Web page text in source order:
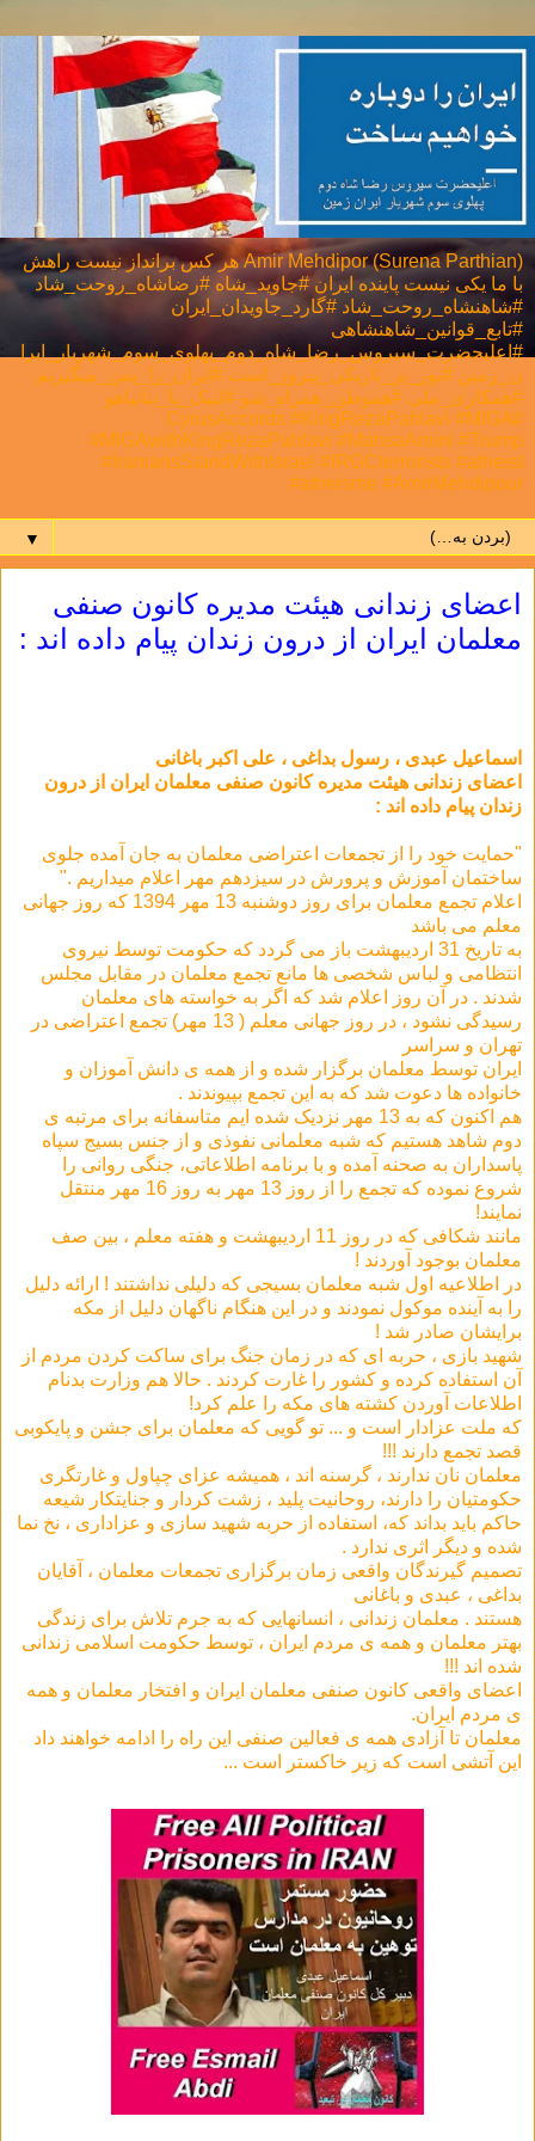
Amir Mehdipor (Surena Parthian) هر كس برانداز نيست راهش
با ما يكی نيست پاینده ایران #جاوید_شاه #رضاشاه_روحت_شاد
#شاهنشاه_روحت_شاد #گارد_جاویدان_ایران
#تابع_قوانین_شاهنشاهی
#اعلیحضرت_سیروس_رضا_شاه_دوم_پهلوی_سوم_شهریار_ایرا
ن_زمین #نور_بر_تاریکی_پیروز_است #ایران_را_پس_میگیریم
#همکاری_ملی⁩ #هموطن_همراه_شو #لبیک_یا_نتانیاهو
#CyrusAccords #KingRezaPahlavi #MIGA
#MIGAwithKingRezaPahlavi #MahsaAmini #Trump
#IraniansStandWithIsrael #IRGCterrorists #atheist
#atheisme #AmirMehdipour
▼
اعضای زندانی هیئت مدیره کانون صنفی
معلمان ایران از درون زندان پیام داده اند :
اسماعیل عبدی ، رسول بداغی ، علی اکبر باغانی
اعضای زندانی هیئت مدیره کانون صنفی معلمان ایران از درون
زندان پیام داده اند :
"حمایت خود را از تجمعات اعتراضی معلمان به جان آمده جلوی
ساختمان آموزش و پرورش در سیزدهم مهر اعلام میداریم ."
اعلام تجمع معلمان برای روز دوشنبه 13 مهر 1394 که روز جهانی
معلم می باشد
به تاریخ 31 اردیبهشت باز می گردد که حکومت توسط نیروی
انتظامی و لباس شخصی ها مانع تجمع معلمان در مقابل مجلس
شدند . در آن روز اعلام شد که اگر به خواسته های معلمان
رسیدگی نشود ، در روز جهانی معلم ( 13 مهر) تجمع اعتراضی در
تهران و سراسر
ایران توسط معلمان برگزار شده و از همه ی دانش آموزان و
خانواده ها دعوت شد که به این تجمع بپیوندند .
هم اکنون که به 13 مهر نزدیک شده ایم متاسفانه برای مرتبه ی
دوم شاهد هستیم که شبه معلمانی نفوذی و از جنس بسیج سپاه
پاسداران به صحنه آمده و با برنامه اطلاعاتی، جنگی روانی را
شروع نموده که تجمع را از روز 13 مهر به روز 16 مهر منتقل
نمایند!
مانند شکافی که در روز 11 اردیبهشت و هفته معلم ، بین صف
معلمان بوجود آوردند !
در اطلاعیه اول شبه معلمان بسیجی که دلیلی نداشتند ! ارائه دلیل
را به آینده موکول نمودند و در این هنگام ناگهان دلیل از مکه
برایشان صادر شد !
شهید بازی ، حربه ای که در زمان جنگ برای ساکت کردن مردم از
آن استفاده کرده و کشور را غارت کردند . حالا هم وزارت بدنام
اطلاعات آوردن کشته های مکه را علم کرد!
که ملت عزادار است و ... تو گویی که معلمان برای جشن و پایکوبی
قصد تجمع دارند !!!
معلمان نان ندارند ، گرسنه اند ، همیشه عزای چپاول و غارتگری
حکومتیان را دارند، روحانیت پلید ، زشت کردار و جنایتکار شیعه
حاکم باید بداند که، استفاده از حربه شهید سازی و عزاداری ، نخ نما
شده و دیگر اثری ندارد .
تصمیم گیرندگان واقعی زمان برگزاری تجمعات معلمان ، آقایان
بداغی ، عبدی و باغانی
هستند . معلمان زندانی ، انسانهایی که به جرم تلاش برای زندگی
بهتر معلمان و همه ی مردم ایران ، توسط حکومت اسلامی زندانی
شده اند !!!
اعضای واقعی کانون صنفی معلمان ایران و افتخار معلمان و همه
ی مردم ایران.
معلمان تا آزادی همه ی فعالین صنفی این راه را ادامه خواهند داد
این آتشی است که زیر خاکستر است ...